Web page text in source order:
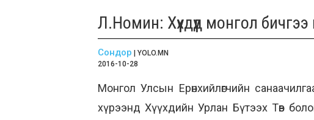
Л.Номин: Хүүхдүүд монгол
Сондор | YOLO.MN
2016-10-28
Монгол Улсын Ерөнхийлөгчийн
хүрээнд Хүүхдийн Урлан Бүтээх Төв